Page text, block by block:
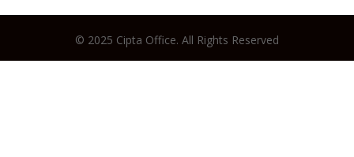
© 2025 Cipta Office. All Rights Reserved